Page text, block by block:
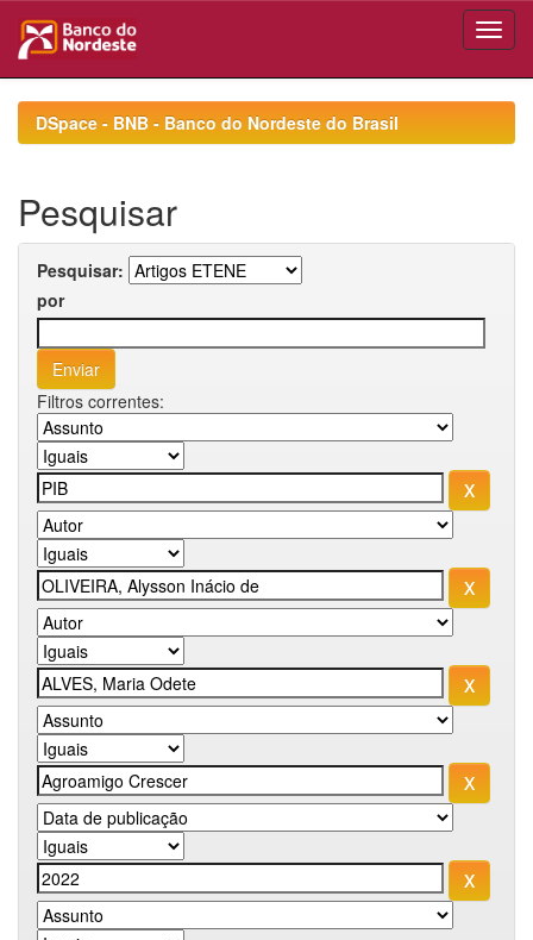
navigationDSpace - BNB - Banco do Nordeste do Brasil
Pesquisar
Pesquisar:
por
Filtros correntes: